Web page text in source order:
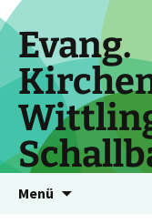
Zum
Inhalt
springen
Evang.
Menü